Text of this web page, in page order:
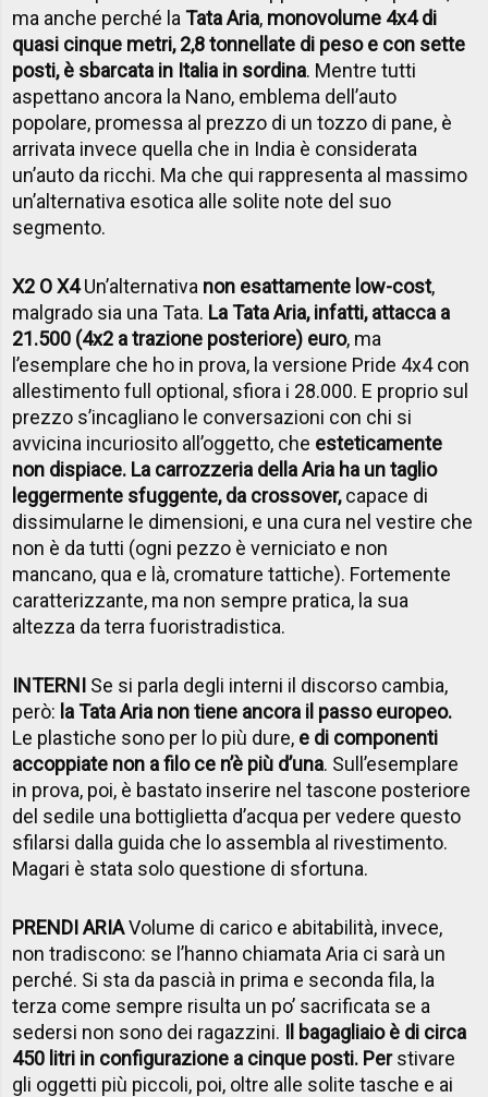
ma anche perché laTata Aria, monovolume 4x4 di
quasi cinque metri, 2,8 tonnellate di peso e con sette
posti, è sbarcata in Italia in sordina. Mentre tutti
aspettano ancora la Nano, emblema dell’auto
popolare, promessa al prezzo di un tozzo di pane, è
arrivata invece quella che in India è considerata
un’auto da ricchi. Ma che qui rappresenta al massimo
un’alternativa esotica alle solite note del suo
segmento.
X2 O X4Un’alternativa non esattamente low-cost,
malgrado sia una Tata. La Tata Aria, infatti, attacca a
21.500 (4x2 a trazione posteriore) euro, ma
l’esemplare che ho in prova, la versione Pride 4x4 con
allestimento full optional, sfiora i 28.000. E proprio sul
prezzo s’incagliano le conversazioni con chi si
avvicina incuriosito all’oggetto, che esteticamente
non dispiace. La carrozzeria della Aria ha un taglio
leggermente sfuggente, da crossover,capace di
dissimularne le dimensioni, e una cura nel vestire che
non è da tutti (ogni pezzo è verniciato e non
mancano, qua e là, cromature tattiche). Fortemente
caratterizzante, ma non sempre pratica, la sua
altezza da terra fuoristradistica.
INTERNI Se si parla degli interni il discorso cambia,
però: la Tata Aria non tiene ancora il passo europeo.
Le plastiche sono per lo più dure, e di componenti
accoppiate non a filo ce n’è più d’una. Sull’esemplare
in prova, poi, è bastato inserire nel tascone posteriore
del sedile una bottiglietta d’acqua per vedere questo
sfilarsi dalla guida che lo assembla al rivestimento.
Magari è stata solo questione di sfortuna.
PRENDI ARIAVolume di carico e abitabilità, invece,
non tradiscono: se l’hanno chiamata Aria ci sarà un
perché. Si sta da pascià in prima e seconda fila, la
terza come sempre risulta un po’ sacrificata se a
sedersi non sono dei ragazzini. Il bagagliaio è di circa
450 litri in configurazione a cinque posti. Perstivare
gli oggetti più piccoli, poi, oltre alle solite tasche e ai